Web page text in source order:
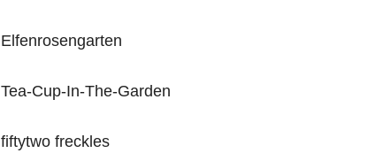
Elfenrosengarten
Tea-Cup-In-The-Garden
fiftytwo freckles